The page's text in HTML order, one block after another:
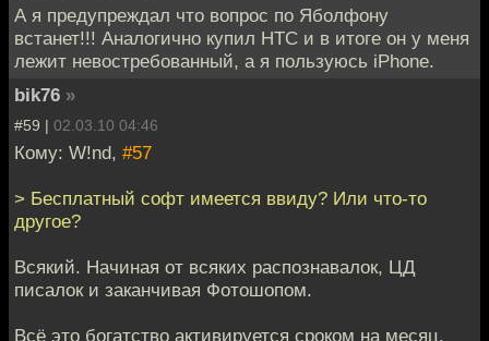
А я предупреждал что вопрос по Яболфону
встанет!!! Аналогично купил HTC и в итоге он у меня
лежит невостребованный, а я пользуюсь iPhone.
bik76 »
#59 | 02.03.10 04:46
Кому: W!nd, #57
> Бесплатный софт имеется ввиду? Или что-то
другое?
Всякий. Начиная от всяких распознавалок, ЦД
писалок и заканчивая Фотошопом.
Всё это богатство активируется сроком на месяц.